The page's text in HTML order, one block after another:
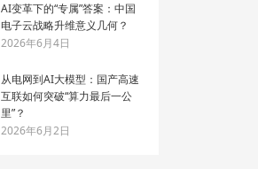
AI变革下的“专属”答案：中国
电子云战略升维意义几何？
2026年6月4日
从电网到AI大模型：国产高速
互联如何突破“算力最后一公
里”？
2026年6月2日